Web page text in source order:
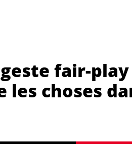
fair-play
les choses